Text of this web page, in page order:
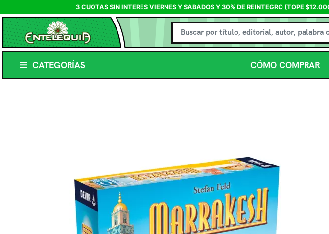
3 CUOTAS SIN INTERES VIERNES Y SABADOS Y 30% DE REINTEGRO (TOPE
CATEGORÍAS CÓMO COMPRAR